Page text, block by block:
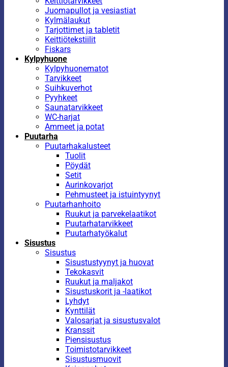
Juomapullot ja vesiastiat
Kylmälaukut
Tarjottimet ja tabletit
Keittiötekstiilit
Fiskars
Kylpyhuone
Kylpyhuonematot
Tarvikkeet
Suihkuverhot
Pyyhkeet
Saunatarvikkeet
WC-harjat
Ammeet ja potat
Puutarha
Puutarhakalusteet
Tuolit
Pöydät
Setit
Aurinkovarjot
Pehmusteet ja istuintyynyt
Puutarhanhoito
Ruukut ja parvekelaatikot
Puutarhatarvikkeet
Puutarhatyökalut
Sisustus
Sisustus
Sisustustyynyt ja huovat
Tekokasvit
Ruukut ja maljakot
Sisustuskorit ja -laatikot
Lyhdyt
Kynttilät
Valosarjat ja sisustusvalot
Kranssit
Piensisustus
Toimistotarvikkeet
Sisustusmuovit